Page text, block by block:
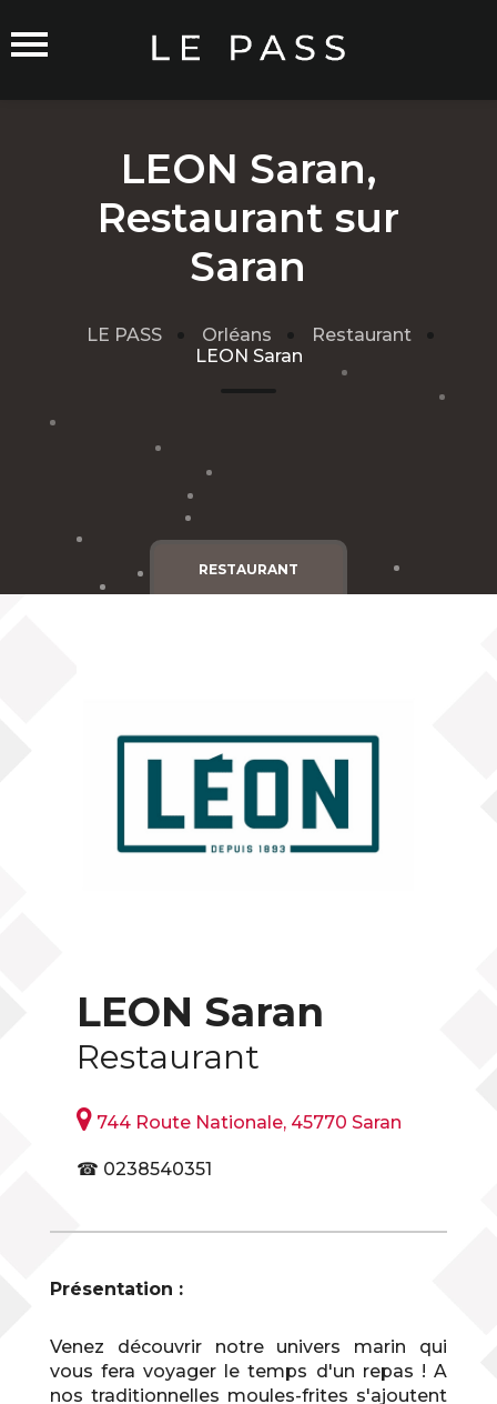
Commerçants sur Orléans
Carte du Réseau
Rejoindre le Réseau
Mentions légales
LEON Saran,
Restaurant sur
Saran
LE PASS Orléans
Restaurant
LEON Saran
RESTAURANT
LEON Saran
Restaurant
744 Route Nationale, 45770 Saran
☎ 0238540351
Présentation :
Venez découvrir notre univers marin qui
vous fera voyager le temps d'un repas ! A
nos traditionnelles moules-frites s'ajoutent